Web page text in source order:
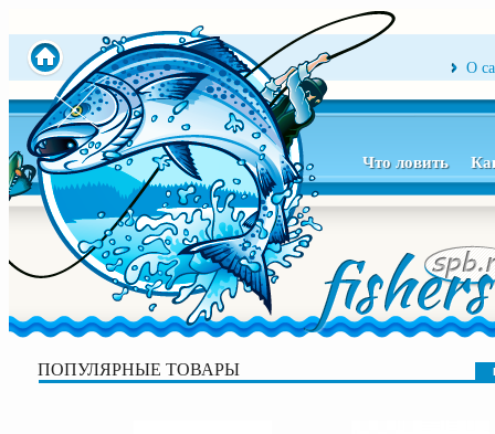
О
Что ловить
ПОПУЛЯРНЫЕ ТОВАРЫ